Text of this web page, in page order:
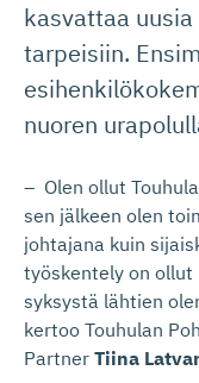
kasvattaa
tarpeisiin.
nuoren
– Olen ollut
sen jälkeen olen
johtajana kuin
työskentely on ollut
syksystä lähtien
kertoo Touhulan
Partner Tiina